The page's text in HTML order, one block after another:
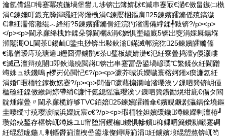
瀹氬偝鎾牳蹇冪殑鍦堝堡鐢ㄦ埗锛岀簿婧栤€滅串蹇冣€濄€傚畠鏃㈡槸
涓€鍊嬭叮鍛充簰鍕曪紝涔熸槸涓€鍊嬮棞鏂肩25鍊嬪皬鏅傜殑鎬濊
€冿細濡傛灉绲︿綘绗?5鍊嬪皬鏅傦紝浣犳渻濡備綍鍒╃敤锛?/p><p>
</p><p>閫氶亷绛栧妰鍒朵綔閫欐ǎ涓€娆惧壍鎰廐5锛岀窔涓婇厤鍚堢
浉闂淜OL閫茶鍚屾鍌虫挱锛岀敤鈥滃鏋滅郸浣犵25鍊嬪皬鏅傗
€濈偤瑷庤珫瑭遍鑸囧彈鐪鹃€茶璧板績婧濋€氾紝寮曡捣澶у偄灏嶁
€滅己澶辩殑闄即鈥濈殑閲嶈锛岀串蹇冨嵒鍙堝嵃璞℃繁鍒伙紝閫蹭
竴姝ュ紩鐖嗚┍椤岃伈閲忋€?/p><p>濂芥晠浜嬫噦寰楁妸鎺х瘈濂忥紝
涓婚瑕栭牷鎵撳嫊蹇?/p><p>閮借濂藉搧鐗屾渻璎涘ソ鏁呬簨锛岄偅
楹硷紝鎳傚緱鎶婃帶绡€濂忓氨鎴愮灜璎涘ソ鏁呬簨鐨勫熀绀庛€傝タ閻
靛煄鑵曡〃閫氶亷榄斿够TVC銆婄25鍊嬪皬鏅傘€嬪睍鐝剧灜鍝佺墝鏂
圭啛绶寸殑璎涙晠浜嬫妧宸с€?/p><p>瑕栭牷妲嬪缓鐬竴鍊嬫剰澶栫┛
瓒婄殑鍫存櫙锛屼竴姝ユ甯堕牁钁楄鐪惧幓鎻枊鏁呬簨鐨勬嚫蹇碉
紝绲愬眬鍦ㄦ剰鏂欎箣澶栧嵒鍙堟儏鐞嗕箣涓紝鐪嬪埌绲愬熬锛屼笉